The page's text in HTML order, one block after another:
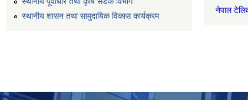
स्थानीय शासन तथा सामुदायिक विकास कार्यक्रम
नेपाल